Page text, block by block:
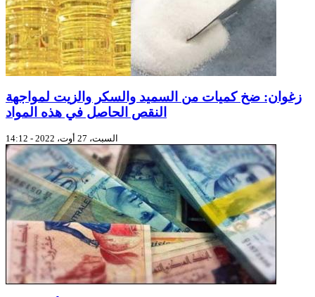
زغوان: ضخ كميات من السميد والسكر والزيت لمواجهة
النقص الحاصل في هذه المواد
السبت، 27 أوت، 2022 - 14:12